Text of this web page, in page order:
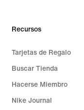
Recursos
Tarjetas de Regalo
Buscar Tienda
Hacerse Miembro
Nike Journal